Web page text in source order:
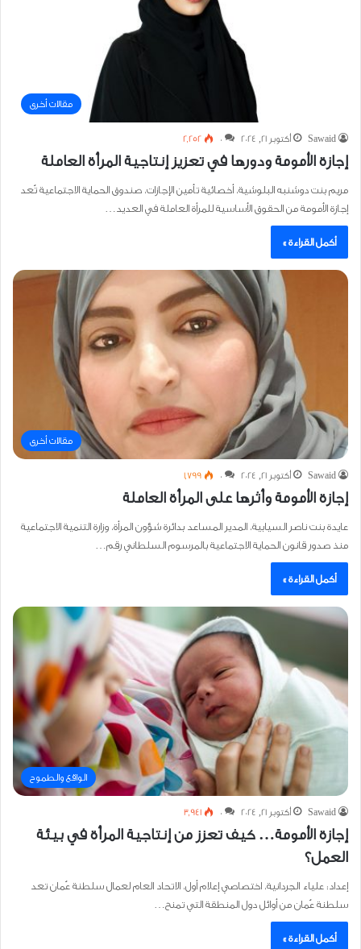
مقالات أخرى
Sawaid أكتوبر 21, 2024 0 2٬252
إجازة الأمومة ودورها في تعزيز إنتاجية المرأة العاملة
مريم بنت دوشنبه البلوشية، أخصائية تأمين الإجازات، صندوق الحماية الاجتماعية تُعد
إجازة الأمومة من الحقوق الأساسية للمرأة العاملة في العديد…
أكمل القراءة »
مقالات أخرى
Sawaid أكتوبر 21, 2024 0 1٬799
إجازة الأمومة وأثرها على المرأة العاملة
عايدة بنت ناصر السيابية، المدير المساعد بدائرة شؤون المرأة، وزارة التنمية الاجتماعية
منذ صدور قانون الحماية الاجتماعية بالمرسوم السلطاني رقم…
أكمل القراءة »
الواقع والطموح
Sawaid أكتوبر 21, 2024 0 3٬941
إجازة الأمومة… كيف تعزز من إنتاجية المرأة في بيئة
العمل؟
إعداد: علياء الجردانية، اختصاصي إعلام أول، الاتحاد العام لعمال سلطنة عُمان تعد
سلطنة عُمان من أوائل دول المنطقة التي تمنح…
أكمل القراءة »